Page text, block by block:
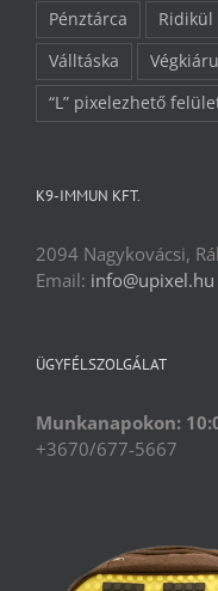
Pénztárca
Ridikül
Válltáska
“L” pixelezhető
K9-IMMUN KFT.
2094 Nagykovácsi,
Email: info@upixel.hu
ÜGYFÉLSZOLGÁLAT
Munkanapokon:
+3670/677-5667